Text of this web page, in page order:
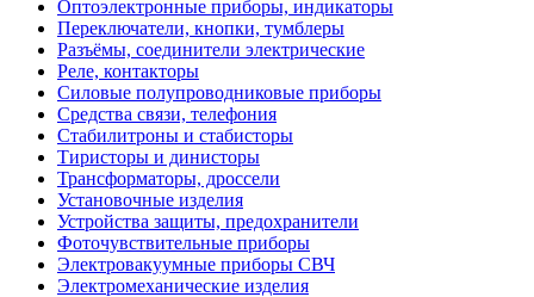
Оптоэлектронные приборы, индикаторы
Переключатели, кнопки, тумблеры
Разъёмы, соединители электрические
Реле, контакторы
Силовые полупроводниковые приборы
Средства связи, телефония
Стабилитроны и стабисторы
Тиристоры и динисторы
Трансформаторы, дроссели
Установочные изделия
Устройства защиты, предохранители
Фоточувствительные приборы
Электровакуумные приборы СВЧ
Электромеханические изделия